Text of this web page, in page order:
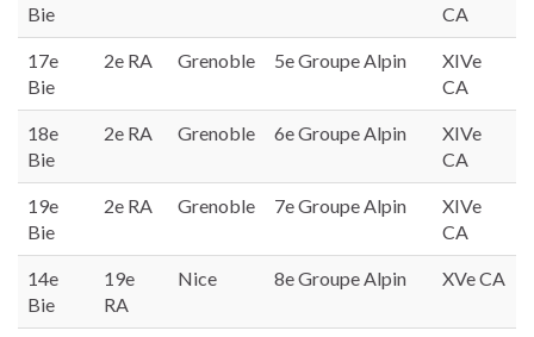
Bie
CA
17e
Bie
2e RA Grenoble 5e Groupe Alpin
XIVe
CA
18e
Bie
2e RA Grenoble 6e Groupe Alpin
XIVe
CA
19e
Bie
2e RA Grenoble 7e Groupe Alpin
XIVe
CA
14e
Bie
19e
RA
Nice 8e Groupe Alpin XVe CA